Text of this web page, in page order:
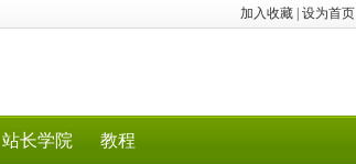
加入收藏 设为首页
站长学院 教程